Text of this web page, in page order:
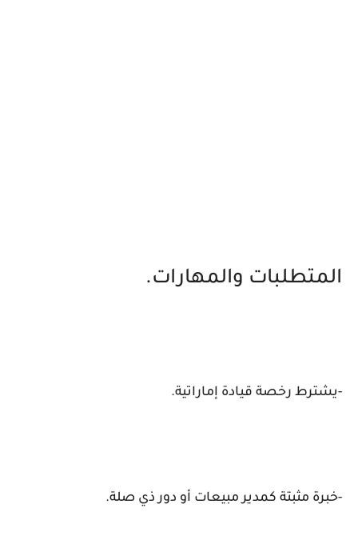
المتطلبات والمهارات.
-يشترط رخصة قيادة إماراتية.
-خبرة مثبتة كمدير مبيعات أو دور ذي صلة.